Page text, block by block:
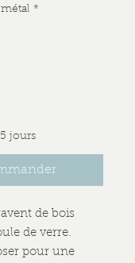
*
jours
de bois
de verre.
pour une